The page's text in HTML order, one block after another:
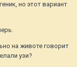
но этот вариант
на животе говорит
узи?